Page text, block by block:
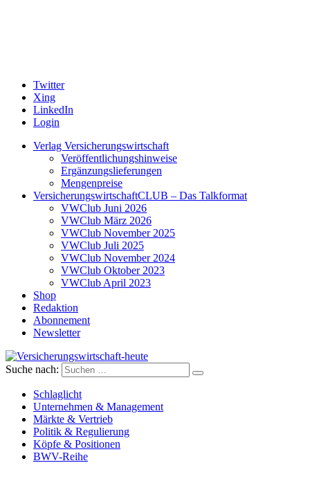
Twitter
Xing
LinkedIn
Login
Verlag Versicherungswirtschaft
Veröffentlichungshinweise
Ergänzungslieferungen
Mengenpreise
VersicherungswirtschaftCLUB – Das Talkformat
VWClub Juni 2026
VWClub März 2026
VWClub November 2025
VWClub Juli 2025
VWClub November 2024
VWClub Oktober 2023
VWClub April 2023
Shop
Redaktion
Abonnement
Newsletter
Versicherungswirtschaft-heute
Suche nach:
Schlaglicht
Unternehmen & Management
Märkte & Vertrieb
Politik & Regulierung
Köpfe & Positionen
BWV-Reihe